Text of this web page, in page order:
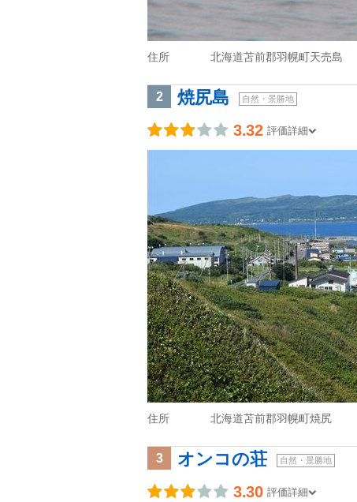
住所 北海道苫前郡羽幌町天売島
2 焼尻島 自然・景勝地
3.32 評価詳細
住所 北海道苫前郡羽幌町焼尻
3 オンコの荘 自然・景勝地
3.30 評価詳細